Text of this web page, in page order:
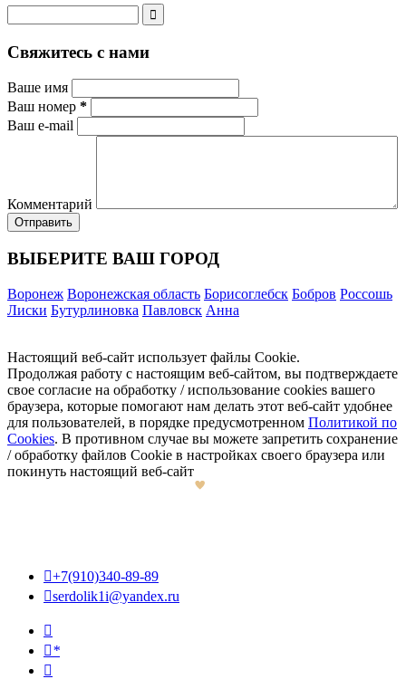
Свяжитесь с нами
Ваше имя
Ваш номер *
Ваш e-mail
Комментарий
ВЫБЕРИТЕ ВАШ ГОРОД
Воронеж Воронежская область Борисоглебск Бобров Россошь
Лиски Бутурлиновка Павловск Анна
Настоящий веб-сайт использует файлы Cookie.
Продолжая работу с настоящим веб-сайтом, вы подтверждаете
свое согласие на обработку / использование cookies вашего
браузера, которые помогают нам делать этот веб-сайт удобнее
для пользователей, в порядке предусмотренном Политикой по
Cookies. В противном случае вы можете запретить сохранение
/ обработку файлов Cookie в настройках своего браузера или
покинуть настоящий веб-сайт
+7(910)340-89-89
serdolik1i@yandex.ru

*
